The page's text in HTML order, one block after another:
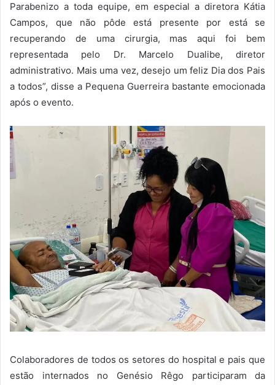
Parabenizo a toda equipe, em especial a diretora Kátia
Campos, que não pôde está presente por está se
recuperando de uma cirurgia, mas aqui foi bem
representada pelo Dr. Marcelo Dualibe, diretor
administrativo. Mais uma vez, desejo um feliz Dia dos Pais
a todos”, disse a Pequena Guerreira bastante emocionada
após o evento.
Colaboradores de todos os setores do hospital e pais que
estão internados no Genésio Rêgo participaram da